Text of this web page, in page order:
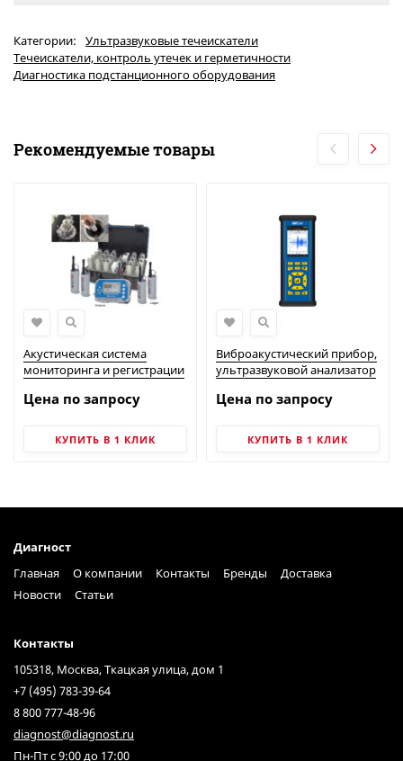
Категории:
Ультразвуковые течеискатели
Течеискатели, контроль утечек и герметичности
Диагностика подстанционного оборудования
Рекомендуемые товары
Акустическая система
мониторинга и регистрации
Цена по запросу
КУПИТЬ В 1 КЛИК
Виброакустический прибор,
ультразвуковой анализатор
Цена по запросу
КУПИТЬ В 1 КЛИК
Диагност
Главная
О компании Контакты Бренды
Доставка
Новости
Статьи
Контакты
105318, Москва, Ткацкая улица, дом 1
+7 (495) 783-39-64
8 800 777-48-96
diagnost@diagnost.ru
Пн-Пт с 9:00 до 17:00